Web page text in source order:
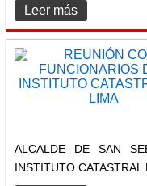
Leer más
ALCALDE DE SAN
INSTITUTO